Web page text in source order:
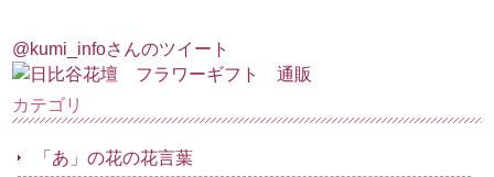
@kumi_infoさんのツイート
カテゴリ
「あ」の花の花言葉